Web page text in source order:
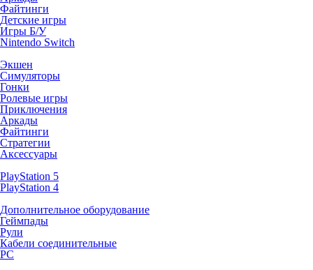
Файтинги
Детские игры
Игры Б/У
Nintendo Switch
Экшен
Симуляторы
Гонки
Ролевые игры
Приключения
Аркады
Файтинги
Стратегии
Аксессуары
PlayStation 5
PlayStation 4
Дополнительное оборудование
Геймпады
Рули
Кабели соединительные
PC